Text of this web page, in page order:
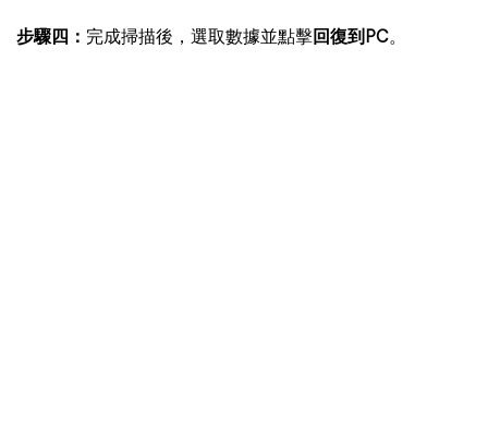
步驟四： 完成掃描後，選取數據並點擊回復到PC。